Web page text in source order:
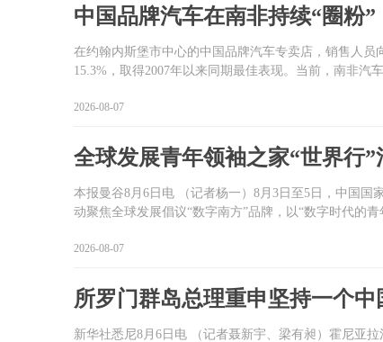
中国品牌汽车在南非持续“圈粉”
在约翰内斯堡市中心的中国品牌汽车专卖店，销售人员
15.3%，取得2007年以来同期最佳表现。当前，南非
2026-08-07
全球发展青年领袖之家“世界行”
本报曼谷8月6日电 （记者杨一）8月3日至5日，中国
动聚焦全球发展倡议“数字南方”品牌，以“数字时代的
2026-08-07
所罗门群岛总理重申坚持一个中
新华社悉尼8月6日电 （记者聂新宇、梁有昶）霍尼亚